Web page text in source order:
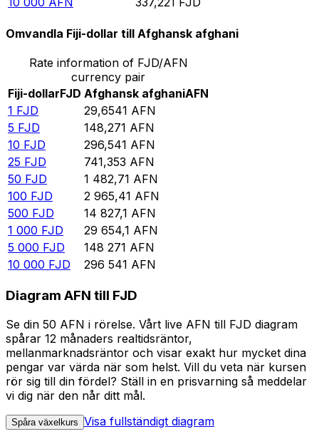
Omvandla Fiji-dollar till Afghansk afghani
Rate information of FJD/AFN
currency pair
Fiji-dollarFJD Afghansk afghaniAFN
1 FJD 29,6541 AFN
5 FJD 148,271 AFN
10 FJD 296,541 AFN
25 FJD 741,353 AFN
50 FJD 1 482,71 AFN
100 FJD 2 965,41 AFN
500 FJD 14 827,1 AFN
1 000 FJD 29 654,1 AFN
5 000 FJD 148 271 AFN
10 000 FJD 296 541 AFN
Diagram AFN till FJD
Se din 50 AFN i rörelse. Vårt live AFN till FJD diagram
spårar 12 månaders realtidsräntor,
mellanmarknadsräntor och visar exakt hur mycket dina
pengar var värda när som helst. Vill du veta när kursen
rör sig till din fördel? Ställ in en prisvarning så meddelar
vi dig när den når ditt mål.
Spåra växelkurs Visa fullständigt diagram